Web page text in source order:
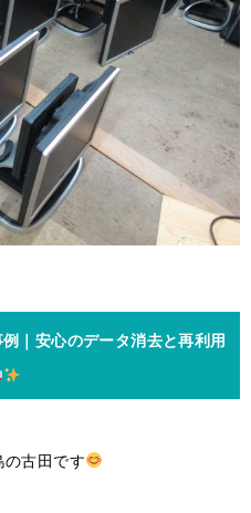
｜安心のデータ消去と再利用
の古田です